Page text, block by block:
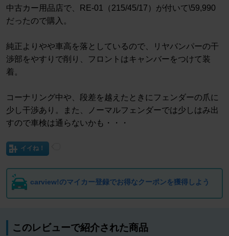
中古カー用品店で、RE-01（215/45/17）が付いて\59,990
だったので購入。
純正よりやや車高を落としているので、リヤバンパーの干
渉部をやすりで削り、フロントはキャンバーをつけて装
着。
コーナリング中や、段差を越えたときにフェンダーの爪に
少し干渉あり。また、ノーマルフェンダーでは少しはみ出
すので車検は通らないかも・・・
イイね！
carview!のマイカー登録でお得なクーポンを獲得しよう
このレビューで紹介された商品